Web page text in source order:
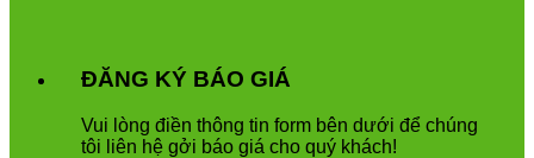
ĐĂNG KÝ BÁO GIÁ
Vui òng điền thông tin form bên dưới để chúng
tôi liên hệ gởi báo giá cho quý khách!